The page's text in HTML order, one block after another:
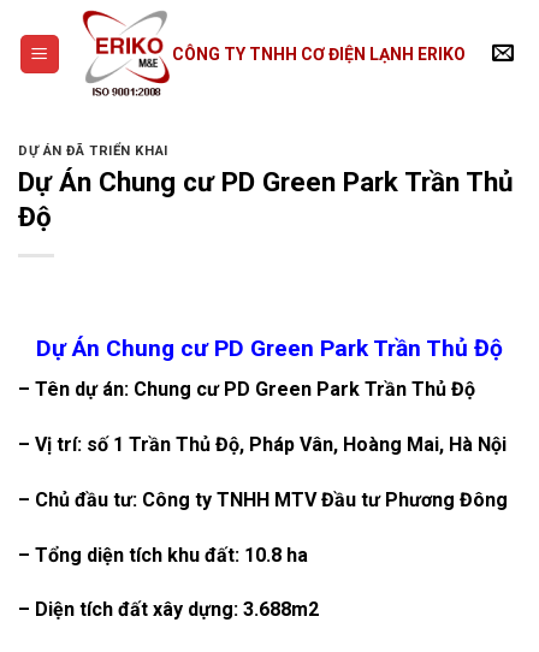
content
CÔNG TY TNHH CƠ ĐIỆN LẠNH ERIKO
DỰ ÁN ĐÃ TRIỂN KHAI
Dự Án Chung cư PD Green Park Trần Thủ
Độ
Dự Án Chung cư PD Green Park Trần Thủ Độ
– Tên dự án: Chung cư PD Green Park Trần Thủ Độ
– Vị trí: số 1 Trần Thủ Độ, Pháp Vân, Hoàng Mai, Hà Nội
– Chủ đầu tư: Công ty TNHH MTV Đầu tư Phương Đông
– Tổng diện tích khu đất: 10.8 ha
– Diện tích đất xây dựng: 3.688m2